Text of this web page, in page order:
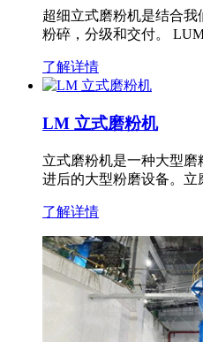
超细立式磨粉机是结合
粉碎，分级和交付。
了解详情
LM 立式磨粉机
立式磨粉机是一种大型
进后的大型粉磨设备。
了解详情